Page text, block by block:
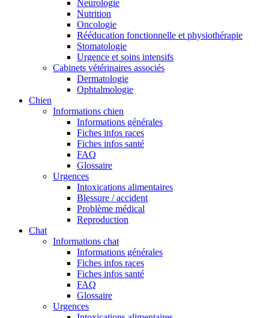
Neurologie
Nutrition
Oncologie
Rééducation fonctionnelle et physiothérapie
Stomatologie
Urgence et soins intensifs
Cabinets vétérinaires associés
Dermatologie
Ophtalmologie
Chien
Informations chien
Informations générales
Fiches infos races
Fiches infos santé
FAQ
Glossaire
Urgences
Intoxications alimentaires
Blessure / accident
Problème médical
Reproduction
Chat
Informations chat
Informations générales
Fiches infos races
Fiches infos santé
FAQ
Glossaire
Urgences